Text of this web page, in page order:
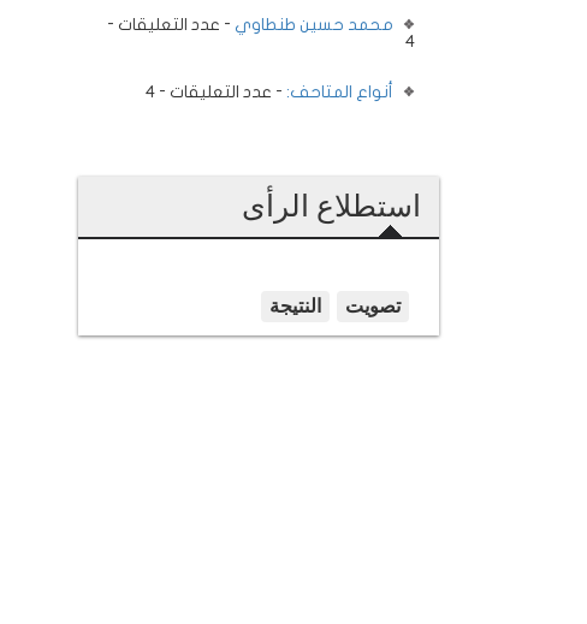
محمد حسين طنطاوي - عدد التعليقات -
4
أنواع المتاحف: - عدد التعليقات - 4
استطلاع الرأى